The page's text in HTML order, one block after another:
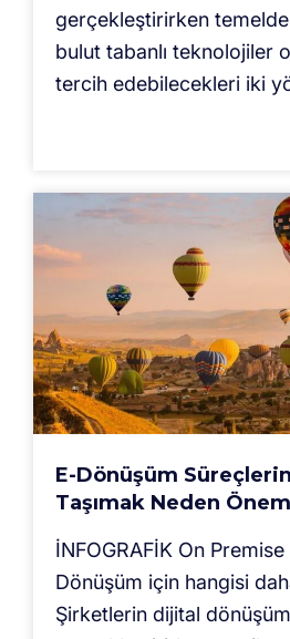
gerçekleştirirken
bulut tabanlı teknolojiler
tercih edebilecekleri iki
E-Dönüşüm
Taşımak Neden
İNFOGRAFİK On
Dönüşüm için hangisi
Şirketlerin dijital